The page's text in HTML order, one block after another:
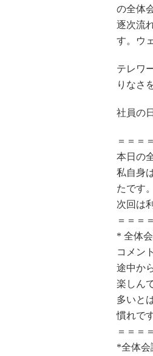
の全体
逐次流
す。ウ
テレワ
りなさ
社員の
＝＝＝
本日の
私自身
たです。
次回は
＝＝＝
* 全体
コメン
途中か
楽しん
多いと
慣れで
＝＝＝
*全体会